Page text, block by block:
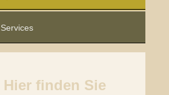
Services
Hier finden Sie